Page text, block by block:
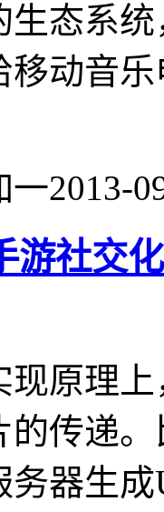
生态系
移动音
一2013-
游社交
现原理
的传递
务器生